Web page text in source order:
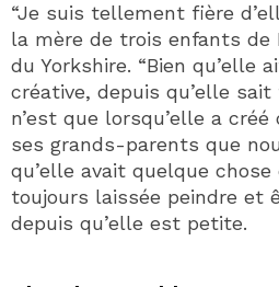
“Je suis tellement fière
la mère de trois enfants de
du Yorkshire. “Bien qu’elle
créative, depuis qu’elle
n’est que lorsqu’elle a
ses grands-parents que
qu’elle avait quelque chose
toujours laissée peindre et
depuis qu’elle est petite.